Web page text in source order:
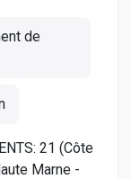
de
21 (Côte
Marne -